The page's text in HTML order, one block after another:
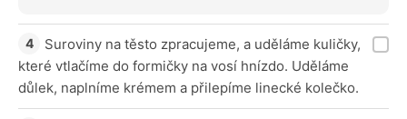
Suroviny na těsto zpracujeme, a uděláme kuličky,
které vtlačíme do formičky na vosí hnízdo. Uděláme
důlek, naplníme krémem a přilepíme linecké kolečko.